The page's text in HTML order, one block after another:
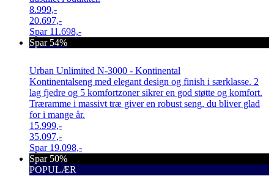
8.999,-
20.697,-
Spar 11.698,-
Spar 54%
Urban Unlimited N-3000 - Kontinental
Kontinentalseng med elegant design og finish i særklasse. 2
lag fjedre og 5 komfortzoner sikrer en god støtte og komfort.
Træramme i massivt træ giver en robust seng, du bliver glad
for i mange år.
15.999,-
35.097,-
Spar 19.098,-
Spar 50%
POPULÆR